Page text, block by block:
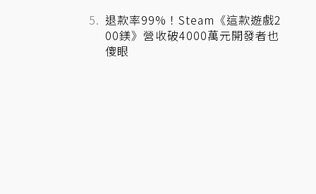
退款率99%！Steam《這款遊戲2
00鎂》營收破4000萬元開發者也
傻眼